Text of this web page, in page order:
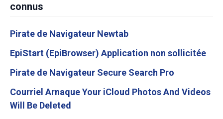
connus
Pirate de Navigateur Newtab
EpiStart (EpiBrowser) Application non sollicitée
Pirate de Navigateur Secure Search Pro
Courriel Arnaque Your iCloud Photos And Videos
Will Be Deleted